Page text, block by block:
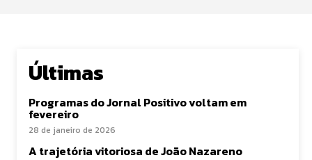
Últimas
Programas do Jornal Positivo voltam em
fevereiro
28 de janeiro de 2026
A trajetória vitoriosa de João Nazareno